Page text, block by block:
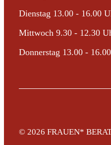
Dienstag 13.00 - 16.00
Mittwoch 9.30 - 12.30
Donnerstag 13.00 -
© 2026 FRAUEN*